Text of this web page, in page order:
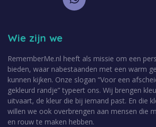
Wie zijn we
RememberMe.nl heeft als missie om een
bieden, waar nabestaanden met een warm
kunnen kijken. Onze slogan “Voor een
gekleurd randje” typeert ons. Wij brengen
uitvaart, de kleur die bij iemand past. En die
willen we ook overbrengen aan mensen die
en rouw te maken hebben.